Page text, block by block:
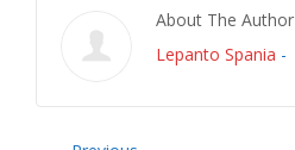
About The Author
Lepanto Spania -